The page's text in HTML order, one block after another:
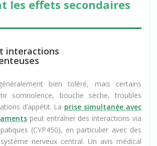
les effets secondaires
interactions
bien toléré, mais certains
somnolence, bouche sèche, troubles
d’appétit. Laprise simultanée avec
peut entraîner des interactions via
(CYP450), en particulier avec des